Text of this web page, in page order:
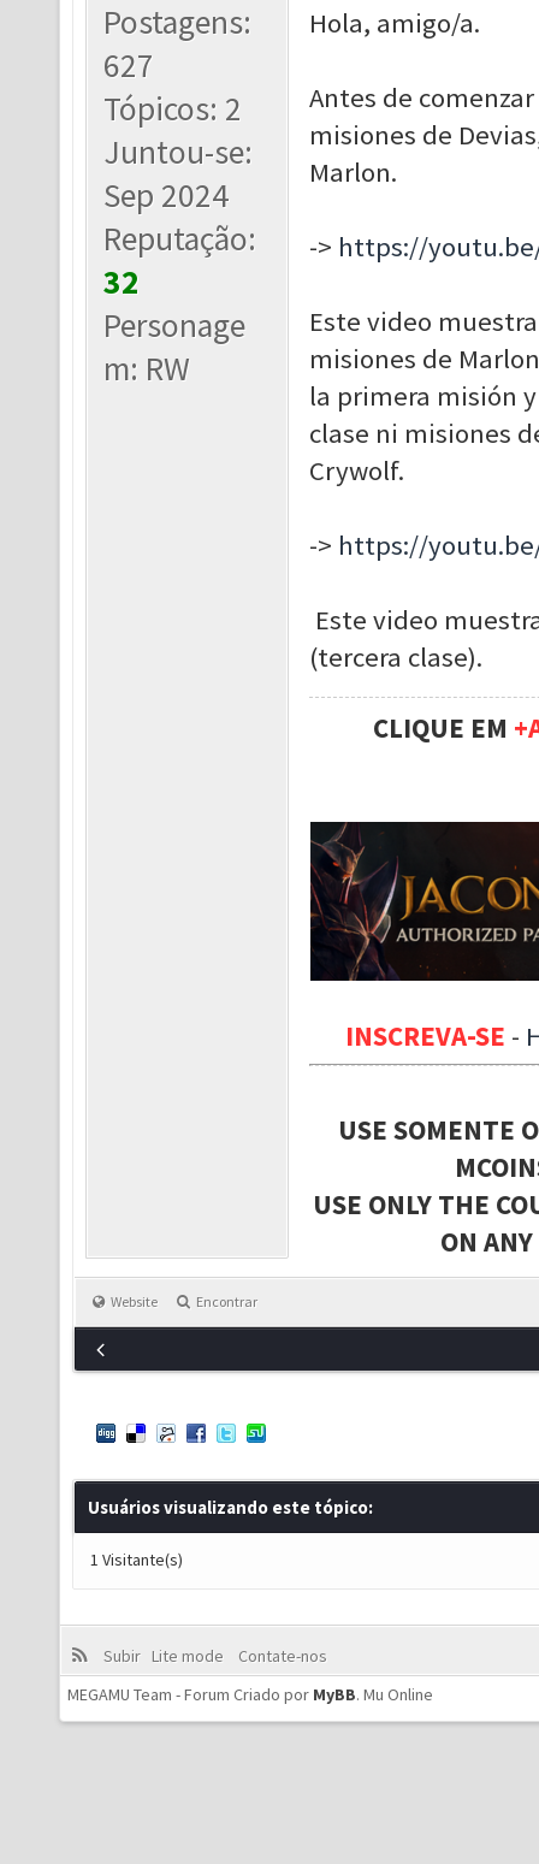
Postagens:
627
Tópicos: 2
Juntou-se:
Sep 2024
Reputação:
32
Personage
m: RW
Hola, amigo/a.
Antes de
misiones de
Marlon.
-> https://
Este video
misiones de
la primera misión
clase ni misiones
Crywolf.
-> https://
Este video
(tercera clase).
CLIQUE EM
INSCREVA-SE -
USE SOMENTE
USE ONLY THE
ON
Website Encontrar
Usuários visualizando este tópico:
1 Visitante(s)
Subir Lite mode
Contate-nos
MEGAMU Team - Forum Criado por MyBB. Mu Online